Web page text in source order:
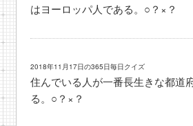
はヨーロッパ人である。○？×？
2018年11月17日の365日毎日クイズ
住んでいる人が一番長生きな都道
る。○？×？